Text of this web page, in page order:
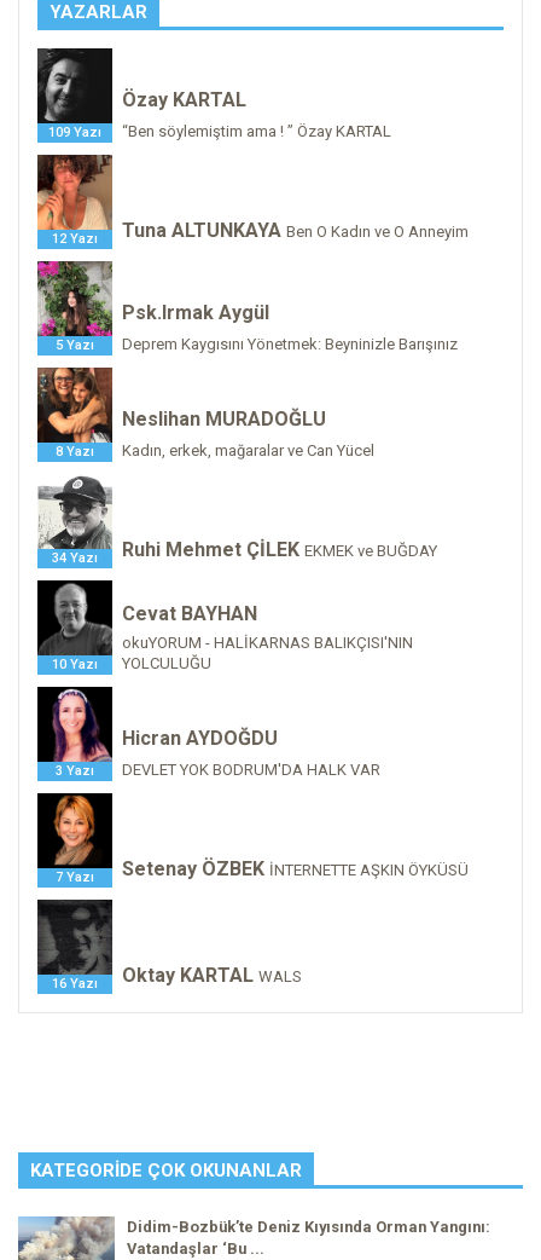
YAZARLAR
109 Yazı
Özay KARTAL
“Ben söylemiştim ama ! ” Özay KARTAL
12 Yazı Tuna ALTUNKAYA Ben O Kadın ve O Anneyim
5 Yazı
Psk.Irmak Aygül
Deprem Kaygısını Yönetmek: Beyninizle Barışınız
8 Yazı
Neslihan MURADOĞLU
Kadın, erkek, mağaralar ve Can Yücel
34 Yazı Ruhi Mehmet ÇİLEK EKMEK ve BUĞDAY
10 Yazı
Cevat BAYHAN
okuYORUM - HALİKARNAS BALIKÇISI'NIN
YOLCULUĞU
3 Yazı
Hicran AYDOĞDU
DEVLET YOK BODRUM'DA HALK VAR
7 Yazı Setenay ÖZBEK İNTERNETTE AŞKIN ÖYKÜSÜ
16 Yazı Oktay KARTAL WALS
KATEGORIDE ÇOK OKUNANLAR
Didim-Bozbük’te Deniz Kıyısında Orman Yangını:
Vatandaşlar ‘Bu ...